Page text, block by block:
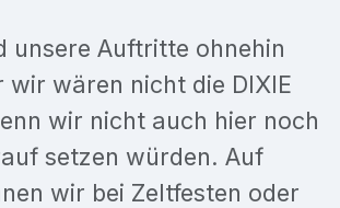
unsere Auftritte ohnehin
wir wären nicht die DIXIE
wir nicht auch hier noch
setzen würden. Auf
wir bei Zeltfesten oder